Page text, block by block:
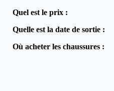
Quel est le prix :
Quelle est la date de sortie :
Où acheter les chaussures :